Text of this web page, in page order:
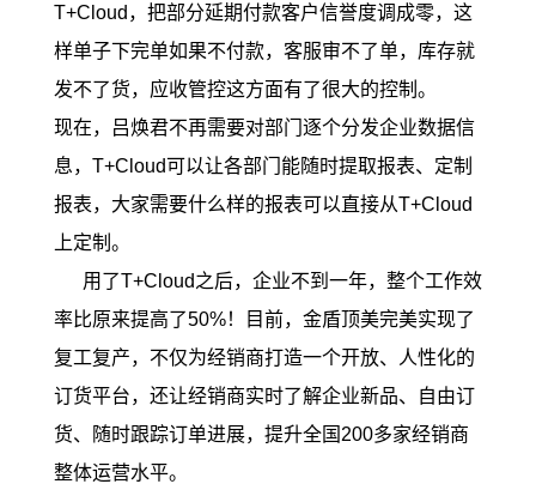
T+Cloud，把部分延期付款客户信誉度调成零，这
样单子下完单如果不付款，客服审不了单，库存就
发不了货，应收管控这方面有了很大的控制。
现在，吕焕君不再需要对部门逐个分发企业数据信
息，T+Cloud可以让各部门能随时提取报表、定制
报表，大家需要什么样的报表可以直接从T+Cloud
上定制。
用了T+Cloud之后，企业不到一年，整个工作效
率比原来提高了50%！目前，金盾顶美完美实现了
复工复产，不仅为经销商打造一个开放、人性化的
订货平台，还让经销商实时了解企业新品、自由订
货、随时跟踪订单进展，提升全国200多家经销商
整体运营水平。